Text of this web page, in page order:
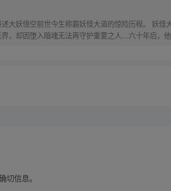
大妖悟空前世今生称霸妖怪大道的惊险历程。 妖怪
，却因堕入暗魂无法再守护重要之人…六十年后，
切信息。